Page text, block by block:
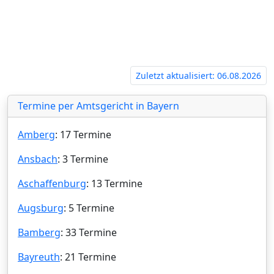
Zuletzt aktualisiert: 06.08.2026
Termine per Amtsgericht in Bayern
Amberg: 17 Termine
Ansbach: 3 Termine
Aschaffenburg: 13 Termine
Augsburg: 5 Termine
Bamberg: 33 Termine
Bayreuth: 21 Termine